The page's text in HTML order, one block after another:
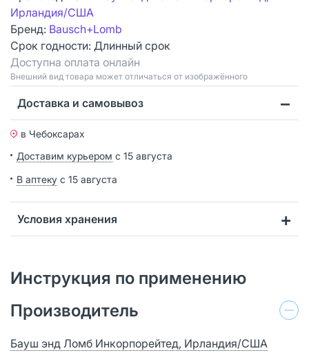
Ирландия/США
Бренд: Bausch+Lomb
Срок годности: Длинный срок
Доступна оплата онлайн
Bнешний вид товара может отличаться от изображённого
Доставка и самовывоз
в Чебоксарах
Доставим курьером с 15 августа
В аптеку с 15 августа
Условия хранения
Инструкция по применению
Производитель
Бауш энд Ломб Инкорпорейтед, Ирландия/США